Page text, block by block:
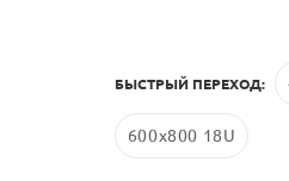
БЫСТРЫЙ ПЕРЕХОД:
600x800 18U